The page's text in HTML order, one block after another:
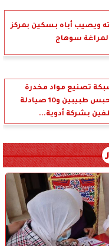
ويصيب أباه بسكين بمركز
سوهاج
تصنيع مواد مخدرة
بسوهاج..حبس طبيبين و10 صيادلة
بشركة أدوية...